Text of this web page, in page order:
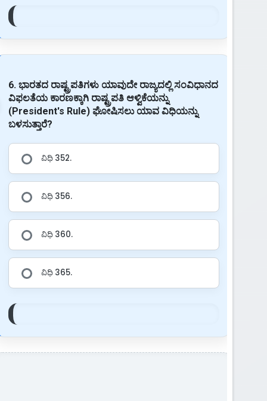
6. ಭಾರತದ ರಾಷ್ಟ್ರಪತಿಗಳು ಯಾವುದೇ ರಾಜ್ಯದಲ್ಲಿ ಸಂವಿಧಾನದ
ವಿಫಲತೆಯ ಕಾರಣಕ್ಕಾಗಿ ರಾಷ್ಟ್ರಪತಿ ಆಳ್ವಿಕೆಯನ್ನು
(President's Rule) ಘೋಷಿಸಲು ಯಾವ ವಿಧಿಯನ್ನು
ಬಳಸುತ್ತಾರೆ?
ವಿಧಿ 352.
ವಿಧಿ 356.
ವಿಧಿ 360.
ವಿಧಿ 365.